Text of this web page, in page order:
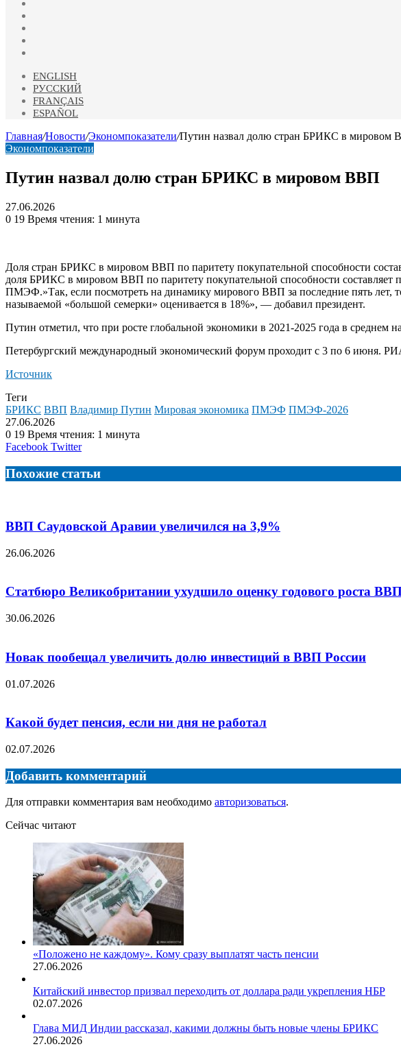
ENGLISH
РУССКИЙ
FRANÇAIS
ESPAÑOL
Главная/Новости/Экономпоказатели/Путин назвал долю стран БРИКС в мировом
Экономпоказатели
Путин назвал долю стран БРИКС в мировом ВВП
27.06.2026
0 19 Время чтения: 1 минута
Доля стран БРИКС в мировом ВВП по паритету покупательной способности
доля БРИКС в мировом ВВП по паритету покупательной способности составляет
ПМЭФ.»Так, если посмотреть на динамику мирового ВВП за последние пять лет,
называемой «большой семерки» оценивается в 18%», — добавил президент.
Путин отметил, что при росте глобальной экономики в 2021-2025 года в
Петербургский международный экономический форум проходит с 3 по 6
Источник
Теги
БРИКС ВВП Владимир Путин Мировая экономика ПМЭФ ПМЭФ-2026
27.06.2026
0 19 Время чтения: 1 минута
Facebook TwitterLinkedIn
Tumblr
Reddit
Вконтакте
Одноклассники
Skype
Messenger
Messenger
WhatsApp
Telegram
Viber
Line
Поделиться
электронную
почту
Похожие статьи
ВВП Саудовской Аравии увеличился на 3,9%
26.06.2026
Статбюро Великобритании ухудшило оценку годового роста
30.06.2026
Новак пообещал увеличить долю инвестиций в ВВП России
01.07.2026
Какой будет пенсия, если ни дня не работал
02.07.2026
Добавить комментарий
Для отправки комментария вам необходимо авторизоваться.
Сейчас читают
«Положено не каждому». Кому сразу выплатят часть пенсии
27.06.2026
Китайский инвестор призвал переходить от доллара ради укрепления НБР
02.07.2026
Глава МИД Индии рассказал, какими должны быть новые члены БРИКС
27.06.2026